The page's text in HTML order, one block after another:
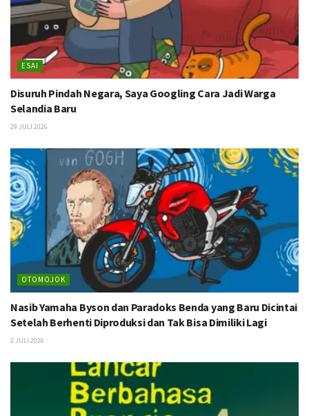
ESAI
Disuruh Pindah Negara, Saya Googling Cara Jadi Warga
Selandia Baru
29 JULI 2026
OTOMOJOK
Nasib Yamaha Byson dan Paradoks Benda yang Baru Dicintai
Setelah Berhenti Diproduksi dan Tak Bisa Dimiliki Lagi
2 JULI 2026